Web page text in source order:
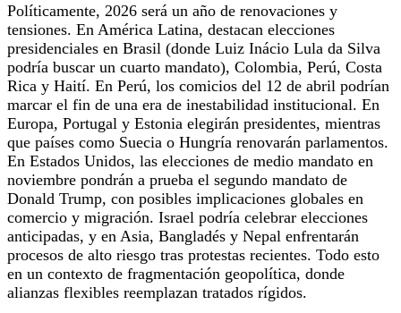
Políticamente, 2026 será un año de renovaciones y
tensiones. En América Latina, destacan elecciones
presidenciales en Brasil (donde Luiz Inácio Lula da Silva
podría buscar un cuarto mandato), Colombia, Perú, Costa
Rica y Haití. En Perú, los comicios del 12 de abril podrían
marcar el fin de una era de inestabilidad institucional. En
Europa, Portugal y Estonia elegirán presidentes, mientras
que países como Suecia o Hungría renovarán parlamentos.
En Estados Unidos, las elecciones de medio mandato en
noviembre pondrán a prueba el segundo mandato de
Donald Trump, con posibles implicaciones globales en
comercio y migración. Israel podría celebrar elecciones
anticipadas, y en Asia, Bangladés y Nepal enfrentarán
procesos de alto riesgo tras protestas recientes. Todo esto
en un contexto de fragmentación geopolítica, donde
alianzas flexibles reemplazan tratados rígidos.